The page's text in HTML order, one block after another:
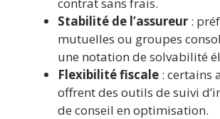
Stabilité de l’assureur :
mutuelles ou groupes
une notation de solvabilité
Flexibilité fiscale : certains
offrent des outils de suivi
de conseil en optimisation.